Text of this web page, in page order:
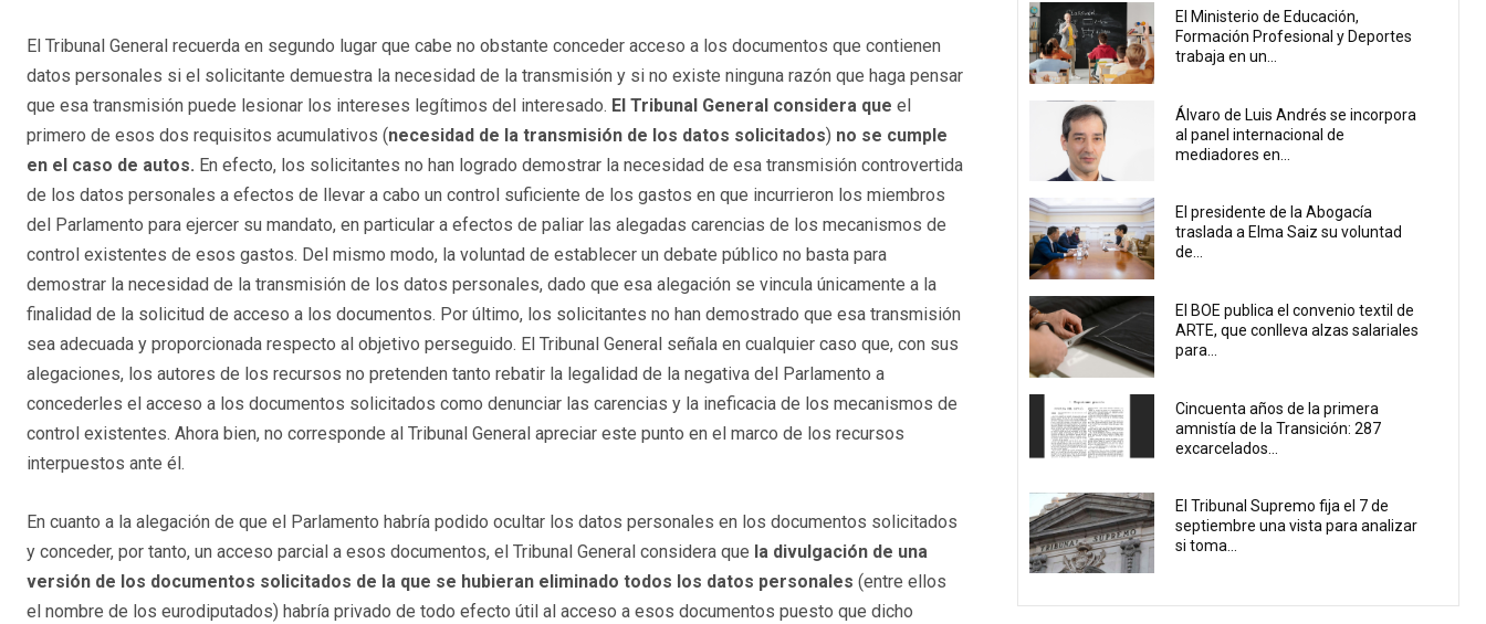
El Tribunal General recuerda en segundo lugar que cabe no obstante conceder acceso a los documentos que contienen
datos personales si el solicitante demuestra la necesidad de la transmisión y si no existe ninguna razón que haga pensar
que esa transmisión puede lesionar los intereses legítimos del interesado. El Tribunal General considera que el
primero de esos dos requisitos acumulativos (necesidad de la transmisión de los datos solicitados) no se cumple
en el caso de autos. En efecto, los solicitantes no han logrado demostrar la necesidad de esa transmisión controvertida
de los datos personales a efectos de llevar a cabo un control suficiente de los gastos en que incurrieron los miembros
del Parlamento para ejercer su mandato, en particular a efectos de paliar las alegadas carencias de los mecanismos de
control existentes de esos gastos. Del mismo modo, la voluntad de establecer un debate público no basta para
demostrar la necesidad de la transmisión de los datos personales, dado que esa alegación se vincula únicamente a la
finalidad de la solicitud de acceso a los documentos. Por último, los solicitantes no han demostrado que esa transmisión
sea adecuada y proporcionada respecto al objetivo perseguido. El Tribunal General señala en cualquier caso que, con sus
alegaciones, los autores de los recursos no pretenden tanto rebatir la legalidad de la negativa del Parlamento a
concederles el acceso a los documentos solicitados como denunciar las carencias y la ineficacia de los mecanismos de
control existentes. Ahora bien, no corresponde al Tribunal General apreciar este punto en el marco de los recursos
interpuestos ante él.
En cuanto a la alegación de que el Parlamento habría podido ocultar los datos personales en los documentos solicitados
y conceder, por tanto, un acceso parcial a esos documentos, el Tribunal General considera que la divulgación de una
versión de los documentos solicitados de la que se hubieran eliminado todos los datos personales (entre ellos
el nombre de los eurodiputados) habría privado de todo efecto útil al acceso a esos documentos puesto que dicho
El Ministerio de Educación,
Formación Profesional y Deportes
trabaja en un...
Álvaro de Luis Andrés se incorpora
al panel internacional de
mediadores en...
El presidente de la Abogacía
traslada a Elma Saiz su voluntad
de...
El BOE publica el convenio textil de
ARTE, que conlleva alzas salariales
para...
Cincuenta años de la primera
amnistía de la Transición: 287
excarcelados...
El Tribunal Supremo fija el 7 de
septiembre una vista para analizar
si toma...